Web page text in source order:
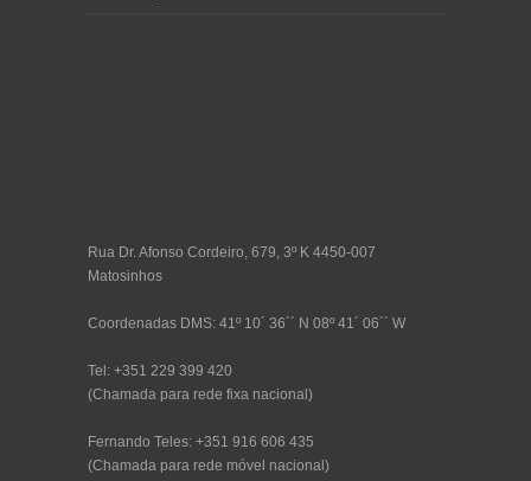
Rua Dr. Afonso Cordeiro, 679, 3º K 4450-007
Matosinhos
Coordenadas DMS: 41º 10´ 36´´ N 08º 41´ 06´´ W
Tel: +351 229 399 420
(Chamada para rede fixa nacional)
Fernando Teles: +351 916 606 435
(Chamada para rede móvel nacional)